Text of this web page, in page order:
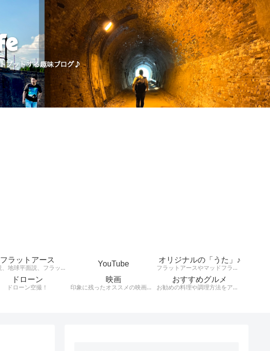
フラットアース
天動説、地球平面説、フラットアース、大地は平、太陽は小さくて高度上空存在している。様々な説を検証します。
YouTube
オリジナルの「うた」♪
フラットアースやマッドフラッド、健康や興味のあることをオリジナルの歌詞とリズムで発信！！！！
ドローン
ドローン空撮！
映画
印象に残ったオススメの映画を紹介します。
おすすめグルメ
お勧めの料理や調理方法をアウトプットする。